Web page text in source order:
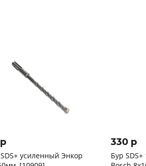
усиленный Энкор
330 p
Бур